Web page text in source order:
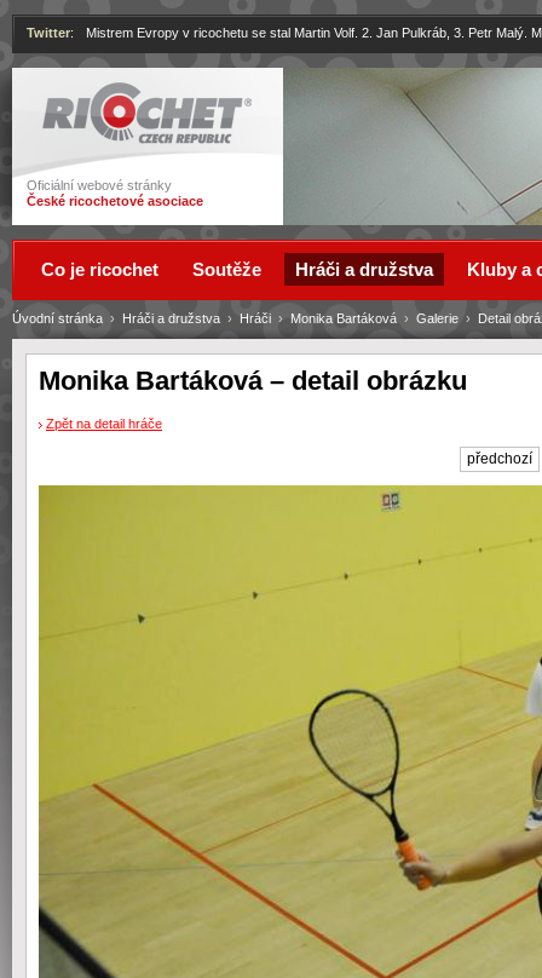
Ricochet
Oficiální webové stránky
České ricochetové asociace
Twitter: Mistrem Evropy v ricochetu se stal Martin Volf. 2. Jan Pulkráb, 3. Petr Malý.
Monika Bartáková – detail obrázku
Zpět na detail hráče
předchozí
Úvodní stránka › Hráči a družstva › Hráči › Monika Bartáková › Galerie › Detail
Co je ricochet Soutěže Hráči a družstva Kluby a